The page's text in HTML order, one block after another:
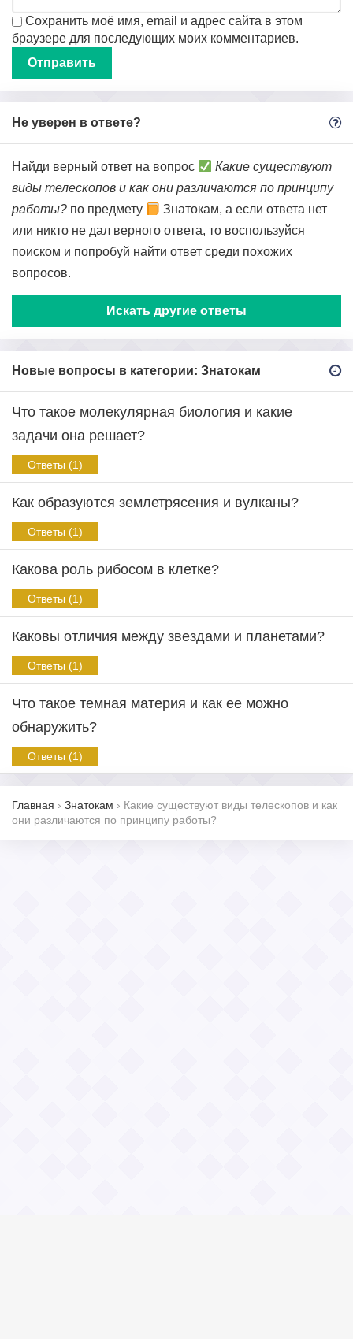
Сохранить моё имя, email и адрес сайта в этом
браузере для последующих моих комментариев.
Не уверен в ответе?
Найди верный ответ на вопрос
Какие существуют
виды телескопов и как они различаются по принципу
работы? по предмету
Знатокам, а если ответа нет
или никто не дал верного ответа, то воспользуйся
поиском и попробуй найти ответ среди похожих
вопросов.
Искать другие ответы
Новые вопросы в категории: Знатокам
Что такое молекулярная биология и какие
задачи она решает?
Ответы (1)
Как образуются землетрясения и вулканы?
Ответы (1)
Какова роль рибосом в клетке?
Ответы (1)
Каковы отличия между звездами и планетами?
Ответы (1)
Что такое темная материя и как ее можно
обнаружить?
Ответы (1)
Главная › Знатокам › Какие существуют виды телескопов и как
они различаются по принципу работы?